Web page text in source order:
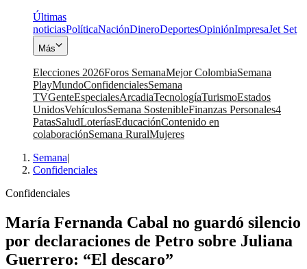
Últimas
noticiasPolíticaNaciónDineroDeportesOpiniónImpresaJet Set
Más
Elecciones 2026Foros SemanaMejor ColombiaSemana
PlayMundoConfidencialesSemana
TVGenteEspecialesArcadiaTecnologíaTurismoEstados
UnidosVehículosSemana SostenibleFinanzas Personales4
PatasSaludLoteríasEducaciónContenido en
colaboraciónSemana RuralMujeres
Semana|
Confidenciales
Confidenciales
María Fernanda Cabal no guardó silencio
por declaraciones de Petro sobre Juliana
Guerrero: “El descaro”